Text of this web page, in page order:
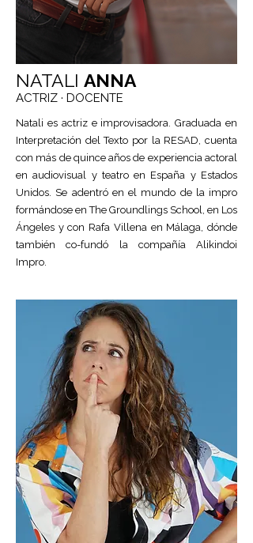
NATALI ANNA
ACTRIZ · DOCENTE
Natali es actriz e improvisadora. Graduada en
Interpretación del Texto por la RESAD, cuenta
con más de quince años de experiencia actoral
en audiovisual y teatro en España y Estados
Unidos. Se adentró en el mundo de la impro
formándose en The Groundlings School, en Los
Ángeles y con Rafa Villena en Málaga, dónde
también co-fundó la compañía Alikindoi
Impro.